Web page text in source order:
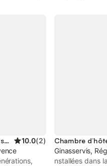
Chambre d’hôte pour 4 personnes 10.0(2)
Ginasservis,
nstallées dans